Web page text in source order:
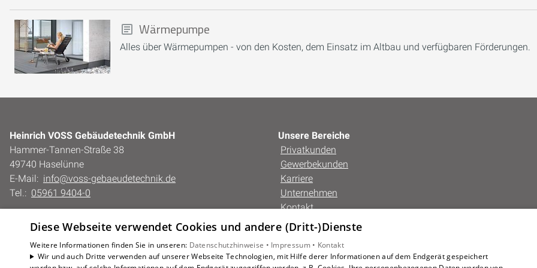
Wärmepumpe
Alles über Wärmepumpen - von den Kosten, dem Einsatz im Altbau und verfügbaren Förderungen.
Heinrich VOSS Gebäudetechnik GmbH
Hammer-Tannen-Straße 38
49740 Haselünne
E-Mail: info@voss-gebaeudetechnik.de
Tel.: 05961 9404-0
Barrierefreiheitserklärung
Datenschutzerklärung
AGB
Unsere Bereiche
Privatkunden
Gewerbekunden
Karriere
Unternehmen
Kontakt
Diese Webseite verwendet Cookies und andere (Dritt-)Dienste
Weitere Informationen finden Sie in unseren: Datenschutzhinweise • Impressum • Kontakt
Wir und auch Dritte verwenden auf unserer Webseite Technologien, mit Hilfe derer Informationen auf dem Endgerät gespeichert